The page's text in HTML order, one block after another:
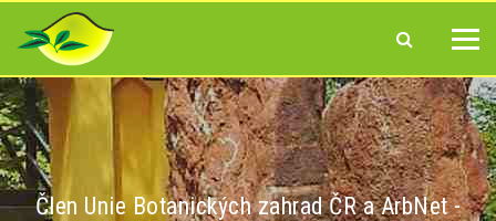
Člen Unie Botanických zahrad ČR a ArbNet -